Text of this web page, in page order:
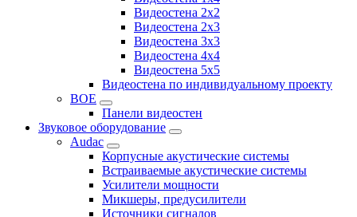
Видеостена 2x2
Видеостена 2x3
Видеостена 3x3
Видеостена 4x4
Видеостена 5x5
Видеостена по индивидуальному проекту
BOE
Панели видеостен
Звуковое оборудование
Audac
Корпусные акустические системы
Встраиваемые акустические системы
Усилители мощности
Микшеры, предусилители
Источники сигналов